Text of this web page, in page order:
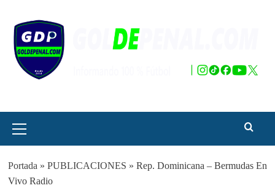
contenido
principal
Portada » PUBLICACIONES » Rep. Dominicana – Bermudas En
Vivo Radio